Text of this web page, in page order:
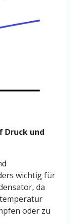
Druck und
wichtig für
da
oder zu